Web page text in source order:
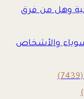
وهل من فرق
والأشخاص
(7439)